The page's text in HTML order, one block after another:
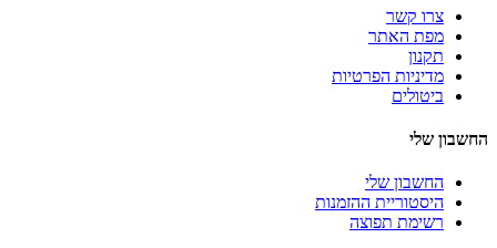
צרו קשר
מפת האתר
תקנון
מדיניות הפרטיות
ביטולים
החשבון שלי
החשבון שלי
היסטוריית ההזמנות
רשימת תפוצה